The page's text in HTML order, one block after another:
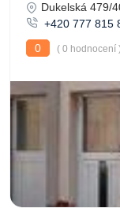
Dukelská 479/
+420 777 815
0
( 0 hodnocení )